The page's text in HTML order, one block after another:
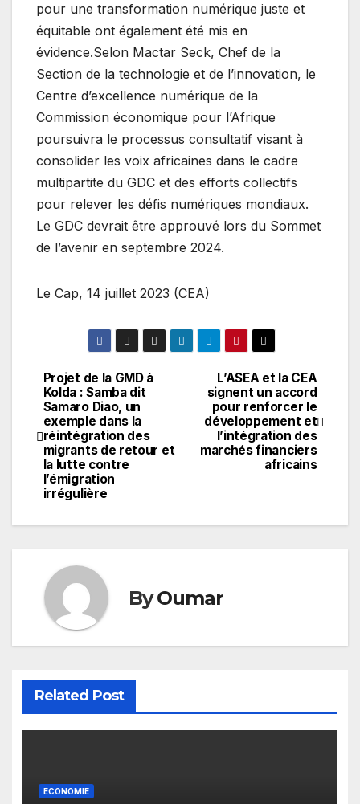
pour une transformation numérique juste et
équitable ont également été mis en
évidence.Selon Mactar Seck, Chef de la
Section de la technologie et de l’innovation, le
Centre d’excellence numérique de la
Commission économique pour l’Afrique
poursuivra le processus consultatif visant à
consolider les voix africaines dans le cadre
multipartite du GDC et des efforts collectifs
pour relever les défis numériques mondiaux.
Le GDC devrait être approuvé lors du Sommet
de l’avenir en septembre 2024.
Le Cap, 14 juillet 2023 (CEA)
Navigation
de
l’article
L’ASEA et la CEA
signent un accord
pour renforcer le
développement et
l’intégration des
marchés financiers
africains
Projet de la GMD à
Kolda : Samba dit
Samaro Diao, un
exemple dans la
réintégration des
migrants de retour et
la lutte contre
l’émigration
irrégulière
ByOumar
Related Post
ECONOMIE